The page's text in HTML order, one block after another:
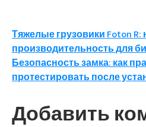
Навигация
по
записям
Тяжелые грузовики Foton R:
производительность для
Безопасность замка: как
протестировать после
Добавить